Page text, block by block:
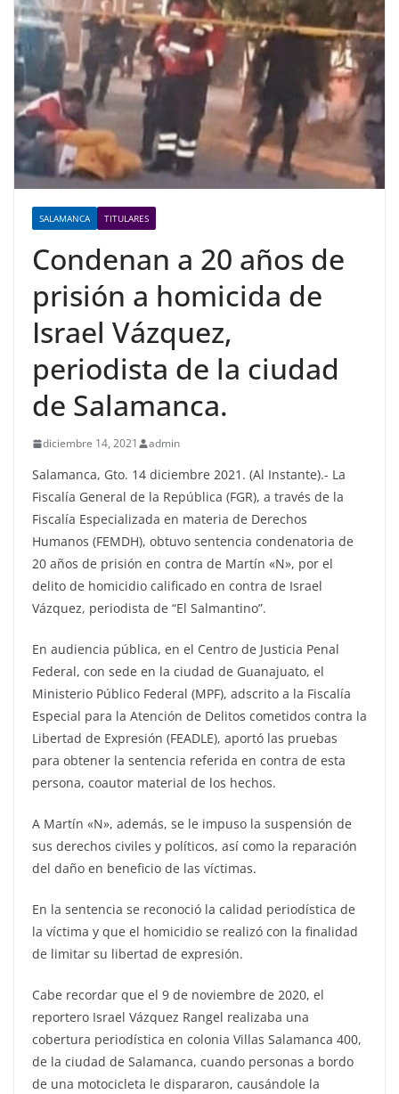
SALAMANCA TITULARES
Condenan a 20 años de
prisión a homicida de
Israel Vázquez,
periodista de la ciudad
de Salamanca.
diciembre 14, 2021 admin
Salamanca, Gto. 14 diciembre 2021. (Al Instante).- La
Fiscalía General de la República (FGR), a través de la
Fiscalía Especializada en materia de Derechos
Humanos (FEMDH), obtuvo sentencia condenatoria de
20 años de prisión en contra de Martín «N», por el
delito de homicidio calificado en contra de Israel
Vázquez, periodista de “El Salmantino”.
En audiencia pública, en el Centro de Justicia Penal
Federal, con sede en la ciudad de Guanajuato, el
Ministerio Público Federal (MPF), adscrito a la Fiscalía
Especial para la Atención de Delitos cometidos contra la
Libertad de Expresión (FEADLE), aportó las pruebas
para obtener la sentencia referida en contra de esta
persona, coautor material de los hechos.
A Martín «N», además, se le impuso la suspensión de
sus derechos civiles y políticos, así como la reparación
del daño en beneficio de las víctimas.
En la sentencia se reconoció la calidad periodística de
la víctima y que el homicidio se realizó con la finalidad
de limitar su libertad de expresión.
Cabe recordar que el 9 de noviembre de 2020, el
reportero Israel Vázquez Rangel realizaba una
cobertura periodística en colonia Villas Salamanca 400,
de la ciudad de Salamanca, cuando personas a bordo
de una motocicleta le dispararon, causándole la